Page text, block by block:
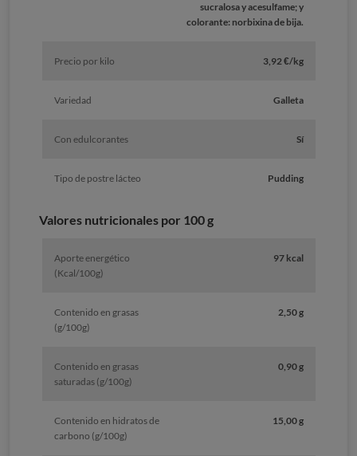
sucralosa y acesulfame; y
colorante: norbixina de bija.
Precio por kilo 3,92 €/kg
Variedad Galleta
Con edulcorantes Sí
Tipo de postre lácteo Pudding
Valores nutricionales por 100 g
Aporte energético
(Kcal/100g)
97 kcal
Contenido en grasas
(g/100g)
2,50 g
Contenido en grasas
saturadas (g/100g)
0,90 g
Contenido en hidratos de
carbono (g/100g)
15,00 g